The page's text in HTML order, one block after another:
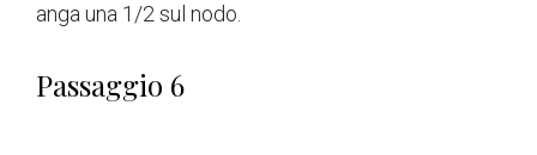
anga una 1/2 sul nodo.
Passaggio 6